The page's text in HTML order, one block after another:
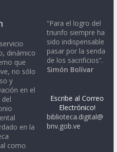
dinámico
que
no sólo
y
en el
en la
como
“Para el logro del
triunfo siempre ha
sido indispensable
pasar por la senda
de los sacrificios”.
Simón Bolívar
Escribe al Correo
Electrónico!
biblioteca.digital@
bnv.gob.ve